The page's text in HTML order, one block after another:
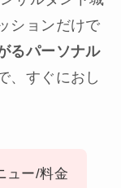
ションだけで
るパーソナル
、すぐにおし
ュー/料金